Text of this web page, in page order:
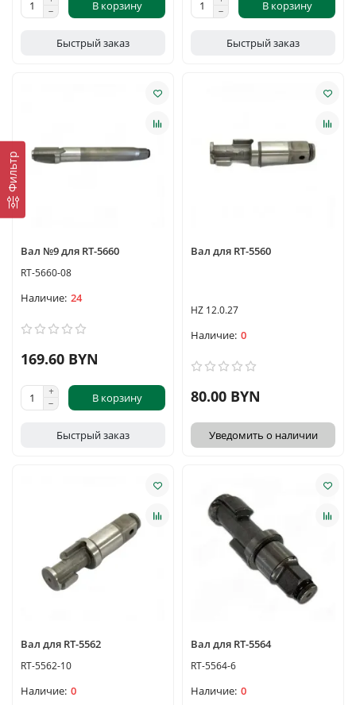
Фильтр
В корзину
Быстрый заказ
В корзину
Быстрый заказ
Вал №9 для RT-5660
RT-5660-08
24
169.60 BYN
В корзину
Быстрый заказ
Вал для RT-5560
HZ 12.0.27
0
80.00 BYN
Уведомить о наличии
Вал для RT-5562
RT-5562-10
0
Вал для RT-5564
RT-5564-6
0